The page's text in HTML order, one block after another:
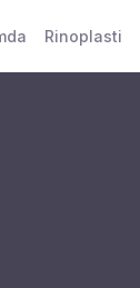
Rinoplasti